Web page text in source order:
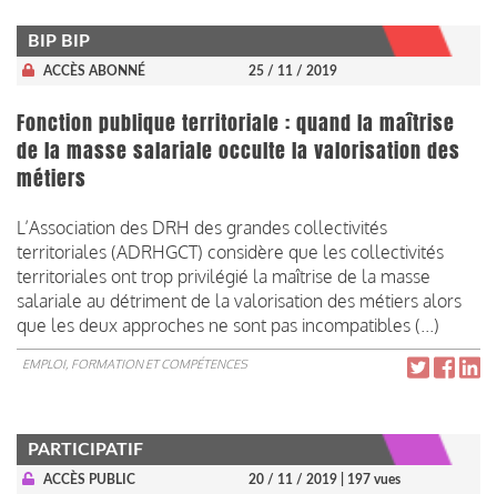
BIP BIP
ACCÈS ABONNÉ 25 / 11 / 2019
Fonction publique territoriale : quand la maîtrise
de la masse salariale occulte la valorisation des
métiers
L’Association des DRH des grandes collectivités
territoriales (ADRHGCT) considère que les collectivités
territoriales ont trop privilégié la maîtrise de la masse
salariale au détriment de la valorisation des métiers alors
que les deux approches ne sont pas incompatibles (...)
EMPLOI, FORMATION ET COMPÉTENCES
PARTICIPATIF
ACCÈS PUBLIC 20 / 11 / 2019 | 197 vues